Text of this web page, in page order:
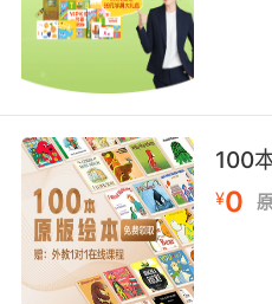
音变换）”为例，学习
（#C=Db）、钢琴键
“equivalent”的等价逻
传统教学模式的单一性
学院调研显示，85%的
句-背诵”的线性路径，
属性。VIPKID开发的
100
¥0